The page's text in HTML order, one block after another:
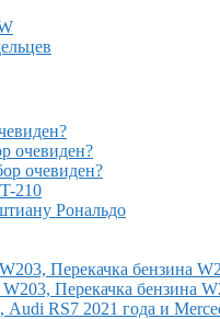
очевиден?
очевиден?
210
Рональдо
Перекачка бензина
Перекачка бензина
RS7 2021 года и